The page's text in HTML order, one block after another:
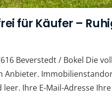
für Käufer –
Beverstedt / Bokel Die
Anbieter.
leer. Ihre E-Mail-Adresse